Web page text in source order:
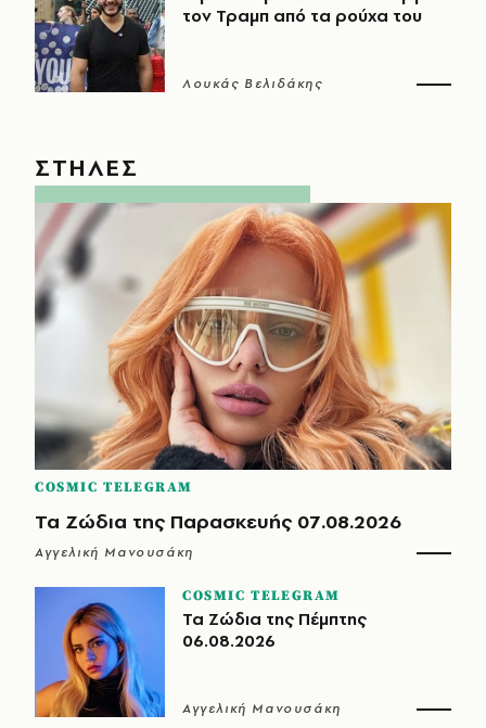
τον Τραμπ από τα ρούχα του
Λουκάς Βελιδάκης
ΣΤΗΛΕΣ
COSMIC TELEGRAM
Τα Ζώδια της Παρασκευής 07.08.2026
Αγγελική Μανουσάκη
COSMIC TELEGRAM
Τα Ζώδια της Πέμπτης
06.08.2026
Αγγελική Μανουσάκη